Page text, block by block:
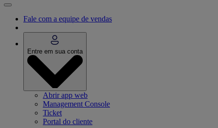
Fale com a equipe de vendas
Entre em sua conta
Abrir app web
Management Console
Ticket
Portal do cliente